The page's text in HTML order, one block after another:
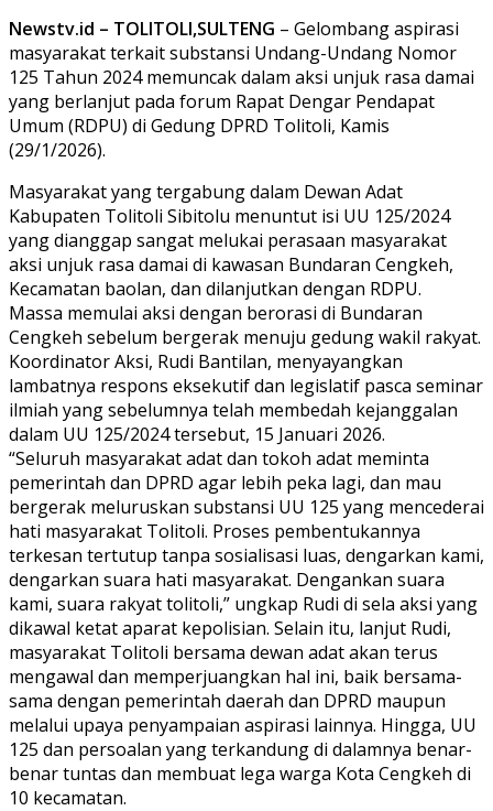
Newstv.id – TOLITOLI,SULTENG – Gelombang aspirasi
masyarakat terkait substansi Undang-Undang Nomor
125 Tahun 2024 memuncak dalam aksi unjuk rasa damai
yang berlanjut pada forum Rapat Dengar Pendapat
Umum (RDPU) di Gedung DPRD Tolitoli, Kamis
(29/1/2026).
Masyarakat yang tergabung dalam Dewan Adat
Kabupaten Tolitoli Sibitolu menuntut isi UU 125/2024
yang dianggap sangat melukai perasaan masyarakat
aksi unjuk rasa damai di kawasan Bundaran Cengkeh,
Kecamatan baolan, dan dilanjutkan dengan RDPU.
Massa memulai aksi dengan berorasi di Bundaran
Cengkeh sebelum bergerak menuju gedung wakil rakyat.
Koordinator Aksi, Rudi Bantilan, menyayangkan
lambatnya respons eksekutif dan legislatif pasca seminar
ilmiah yang sebelumnya telah membedah kejanggalan
dalam UU 125/2024 tersebut, 15 Januari 2026.
“Seluruh masyarakat adat dan tokoh adat meminta
pemerintah dan DPRD agar lebih peka lagi, dan mau
bergerak meluruskan substansi UU 125 yang mencederai
hati masyarakat Tolitoli. Proses pembentukannya
terkesan tertutup tanpa sosialisasi luas, dengarkan kami,
dengarkan suara hati masyarakat. Dengankan suara
kami, suara rakyat tolitoli,” ungkap Rudi di sela aksi yang
dikawal ketat aparat kepolisian. Selain itu, lanjut Rudi,
masyarakat Tolitoli bersama dewan adat akan terus
mengawal dan memperjuangkan hal ini, baik bersama-
sama dengan pemerintah daerah dan DPRD maupun
melalui upaya penyampaian aspirasi lainnya. Hingga, UU
125 dan persoalan yang terkandung di dalamnya benar-
benar tuntas dan membuat lega warga Kota Cengkeh di
10 kecamatan.